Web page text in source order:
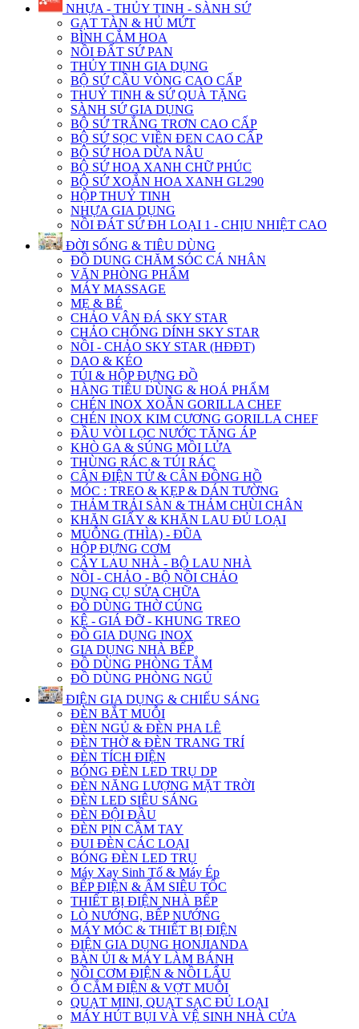
NHỰA - THỦY TINH - SÀNH SỨ
GẠT TÀN & HỦ MỨT
BÌNH CẮM HOA
NỒI ĐẤT SỨ PAN
THỦY TINH GIA DỤNG
BỘ SỨ CẦU VÒNG CAO CẤP
THUỶ TINH & SỨ QUÀ TẶNG
SÀNH SỨ GIA DỤNG
BỘ SỨ TRẮNG TRƠN CAO CẤP
BỘ SỨ SỌC VIỀN ĐEN CAO CẤP
BỘ SỨ HOA DỪA NÂU
BỘ SỨ HOA XANH CHỮ PHÚC
BỘ SỨ XOẮN HOA XANH GL290
HỘP THUỶ TINH
NHỰA GIA DỤNG
NỒI ĐÁT SỨ ĐH LOẠI 1 - CHỊU NHIỆT CAO
ĐỜI SỐNG & TIÊU DÙNG
ĐỒ DUNG CHĂM SÓC CÁ NHÂN
VĂN PHÒNG PHẨM
MÁY MASSAGE
MẸ & BÉ
CHẢO VÂN ĐÁ SKY STAR
CHẢO CHỐNG DÍNH SKY STAR
NỒI - CHẢO SKY STAR (HĐĐT)
DAO & KÉO
TÚI & HỘP ĐỰNG ĐỒ
HÀNG TIÊU DÙNG & HOÁ PHẨM
CHÉN INOX XOẮN GORILLA CHEF
CHÉN INOX KIM CƯƠNG GORILLA CHEF
ĐẦU VÒI LỌC NƯỚC TĂNG ÁP
KHÒ GA & SÚNG MỒI LỬA
THÙNG RÁC & TÚI RÁC
CÂN ĐIỆN TỬ & CÂN ĐỒNG HỒ
MÓC : TREO & KẸP & DÁN TƯỜNG
THẢM TRẢI SÀN & THẢM CHÙI CHÂN
KHĂN GIẤY & KHĂN LAU ĐỦ LOẠI
MUỖNG (THÌA) - ĐŨA
HỘP ĐỰNG CƠM
CÂY LAU NHÀ - BỘ LAU NHÀ
NỒI - CHẢO - BỘ NỒI CHẢO
DỤNG CỤ SỬA CHỮA
ĐỒ DÙNG THỜ CÚNG
KỆ - GIÁ ĐỠ - KHUNG TREO
ĐỒ GIA DỤNG INOX
GIA DỤNG NHÀ BẾP
ĐỒ DÙNG PHÒNG TẮM
ĐỒ DÙNG PHÒNG NGỦ
ĐIỆN GIA DỤNG & CHIẾU SÁNG
ĐÈN BẮT MUỖI
ĐÈN NGỦ & ĐÈN PHA LÊ
ĐÈN THỜ & ĐÈN TRANG TRÍ
ĐÈN TÍCH ĐIỆN
BÓNG ĐÈN LED TRỤ DP
ĐÈN NĂNG LƯỢNG MẶT TRỜI
ĐÈN LED SIÊU SÁNG
ĐÈN ĐỘI ĐẦU
ĐÈN PIN CẦM TAY
ĐUI ĐÈN CÁC LOẠI
BÓNG ĐÈN LED TRỤ
Máy Xay Sinh Tố & Máy Ép
BẾP ĐIỆN & ẤM SIÊU TỐC
THIẾT BỊ ĐIỆN NHÀ BẾP
LÒ NƯỚNG, BẾP NƯỚNG
MÁY MÓC & THIẾT BỊ ĐIỆN
ĐIỆN GIA DỤNG HONJIANDA
BÀN ỦI & MÁY LÀM BÁNH
NỒI CƠM ĐIỆN & NỒI LẨU
Ổ CẮM ĐIỆN & VỢT MUỖI
QUẠT MINI, QUẠT SẠC ĐỦ LOẠI
MÁY HÚT BỤI VÀ VỆ SINH NHÀ CỬA